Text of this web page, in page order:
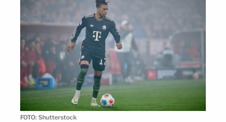
FOTO: Shutterstock